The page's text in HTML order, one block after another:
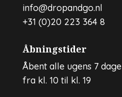
info@dropandgo.nl
+31 (0)20 223 364 8
Åbningstider
Åbent alle ugens 7 dage
fra kl. 10 til kl. 19